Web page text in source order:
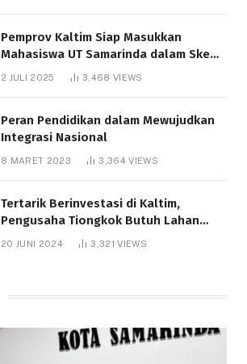
Pemprov Kaltim Siap Masukkan
Mahasiswa UT Samarinda dalam Skema
Bantuan Pendidikan Gratispol
2 JULI 2025 3,468 VIEWS
Peran Pendidikan dalam Mewujudkan
Integrasi Nasional
8 MARET 2023 3,364VIEWS
Tertarik Berinvestasi di Kaltim,
Pengusaha Tiongkok Butuh Lahan
1.000 Hektare
20 JUNI 2024 3,321VIEWS